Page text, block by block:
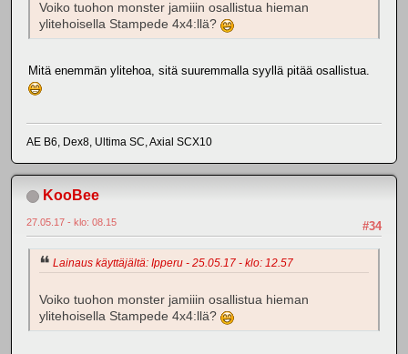
Voiko tuohon monster jamiiin osallistua hieman
ylitehoisella Stampede 4x4:llä?
Mitä enemmän ylitehoa, sitä suuremmalla syyllä pitää osallistua.
AE B6, Dex8, Ultima SC, Axial SCX10
KooBee
#34
27.05.17 - klo: 08.15
Lainaus käyttäjältä: Ipperu - 25.05.17 - klo: 12.57
Voiko tuohon monster jamiiin osallistua hieman
ylitehoisella Stampede 4x4:llä?